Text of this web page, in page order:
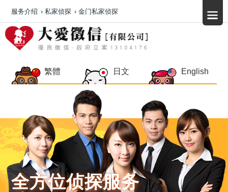
繁體 日文 English
全方位侦探服务
服务介绍 › 私家侦探 › 金门私家侦探